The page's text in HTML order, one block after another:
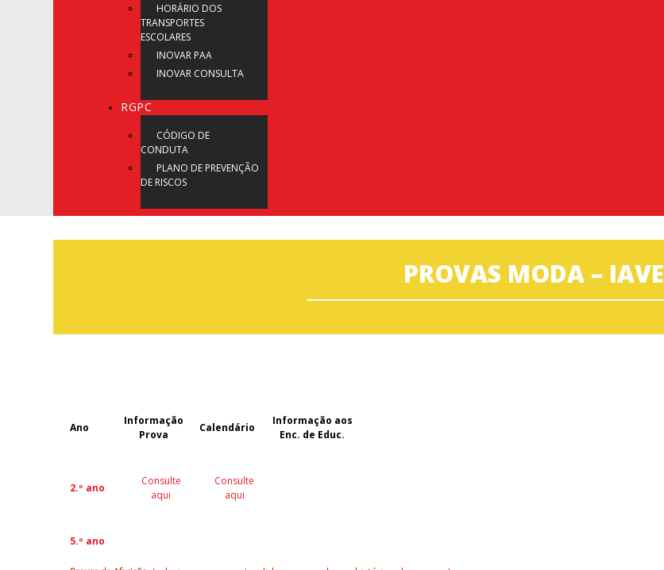
HORÁRIO DOS
TRANSPORTES
ESCOLARES
INOVAR PAA
INOVAR CONSULTA
RGPC
CÓDIGO DE
CONDUTA
PLANO DE PREVENÇÃO
DE RISCOS
PROVAS MODA – IAVE
Ano
Informação
Prova
Calendário
Informação aos
Enc. de Educ.
2.º ano
Consulte
aqui
Consulte
aqui
5.º ano